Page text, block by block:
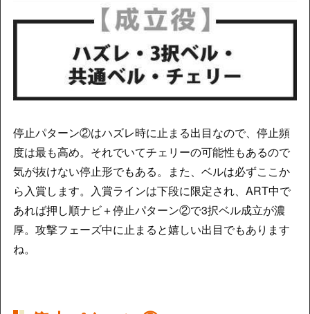
停止パターン②はハズレ時に止まる出目なので、停止頻
度は最も高め。それでいてチェリーの可能性もあるので
気が抜けない停止形でもある。また、ベルは必ずここか
ら入賞します。入賞ラインは下段に限定され、ART中で
あれば押し順ナビ＋停止パターン②で3択ベル成立が濃
厚。攻撃フェーズ中に止まると嬉しい出目でもあります
ね。